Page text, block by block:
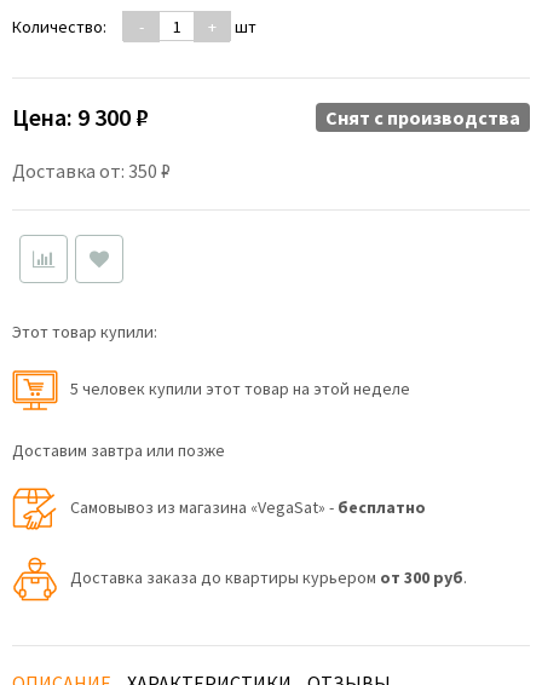
Количество: - + шт
Цена: 9 300 ₽
Доставка от: 350 ₽
Снят c производства
Этот товар купили:
5 человек купили этот товар на этой неделе
Доставим завтра или позже
Самовывоз из магазина «VegaSat» - бесплатно
Доставка заказа до квартиры курьером от 300 руб.